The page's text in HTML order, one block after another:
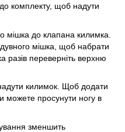
комплекту, щоб надути
мішка до клапана килимка.
мішка, щоб набрати
разів переверніть верхню
килимок. Щоб додати
можете просунути ногу в
зменшить